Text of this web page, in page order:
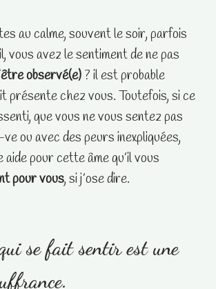
au calme, souvent le soir, parfois
vous avez le sentiment de ne pas
observé(e)? il est probable
présente chez vous. Toutefois, si ce
que vous ne vous sentez pas
ou avec des peurs inexpliquées,
aide pour cette âme qu’il vous
pour vous, si j’ose dire.
se fait sentir est une